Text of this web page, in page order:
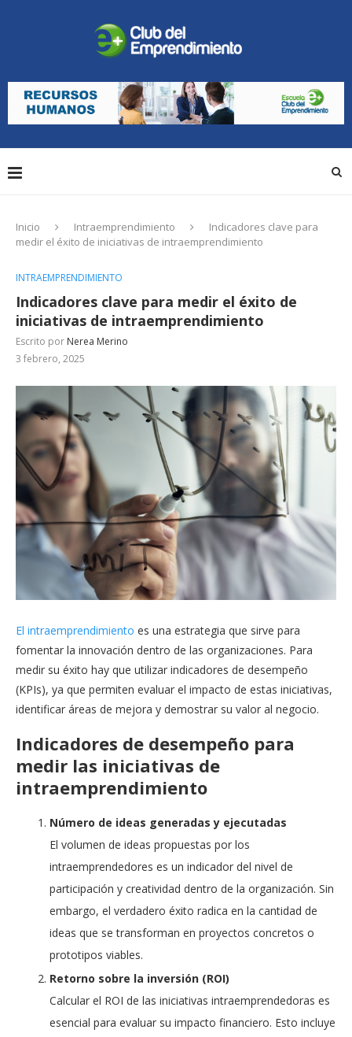
Inicio Intraemprendimiento
Indicadores clave para
medir el éxito de iniciativas de intraemprendimiento
INTRAEMPRENDIMIENTO
Indicadores clave para medir el éxito de
iniciativas de intraemprendimiento
Escrito por Nerea Merino
3 febrero, 2025
El intraemprendimiento es una estrategia que sirve para
fomentar la innovación dentro de las organizaciones. Para
medir su éxito hay que utilizar indicadores de desempeño
(KPIs), ya que permiten evaluar el impacto de estas iniciativas,
identificar áreas de mejora y demostrar su valor al negocio.
Indicadores de desempeño para
medir las iniciativas de
intraemprendimiento
Número de ideas generadas y ejecutadas
El volumen de ideas propuestas por los
intraemprendedores es un indicador del nivel de
participación y creatividad dentro de la organización. Sin
embargo, el verdadero éxito radica en la cantidad de
ideas que se transforman en proyectos concretos o
prototipos viables.
Retorno sobre la inversión (ROI)
Calcular el ROI de las iniciativas intraemprendedoras es
esencial para evaluar su impacto financiero. Esto incluye